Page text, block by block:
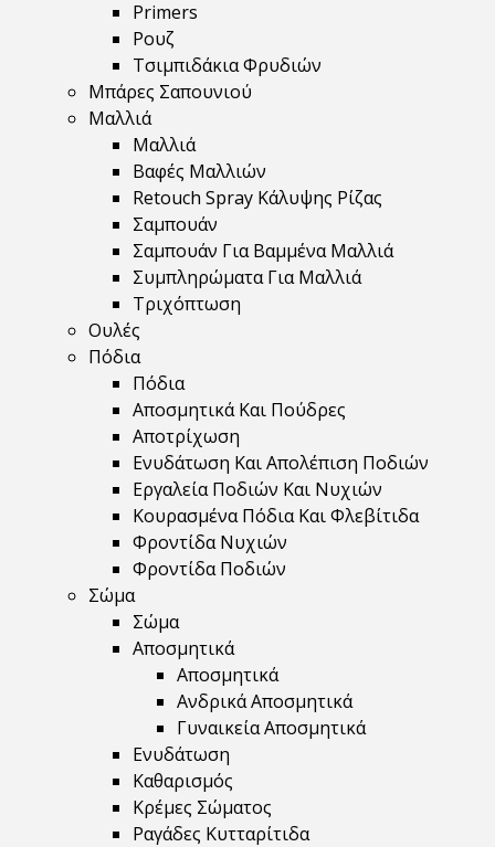
Primers
Ρουζ
Τσιμπιδάκια Φρυδιών
Μπάρες Σαπουνιού
Μαλλιά
Μαλλιά
Βαφές Μαλλιών
Retouch Spray Κάλυψης Ρίζας
Σαμπουάν
Σαμπουάν Για Βαμμένα Μαλλιά
Συμπληρώματα Για Μαλλιά
Τριχόπτωση
Ουλές
Πόδια
Πόδια
Αποσμητικά Και Πούδρες
Αποτρίχωση
Ενυδάτωση Και Απολέπιση Ποδιών
Εργαλεία Ποδιών Και Νυχιών
Κουρασμένα Πόδια Και Φλεβίτιδα
Φροντίδα Νυχιών
Φροντίδα Ποδιών
Σώμα
Σώμα
Αποσμητικά
Αποσμητικά
Ανδρικά Αποσμητικά
Γυναικεία Αποσμητικά
Ενυδάτωση
Καθαρισμός
Κρέμες Σώματος
Ραγάδες Κυτταρίτιδα